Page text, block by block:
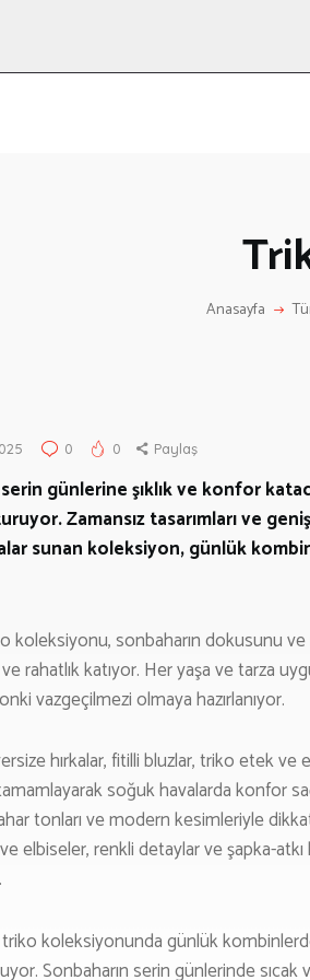
Anasayfa
RÖPORTAJ
İLETIŞIM
0 0 Paylaş
serin günlerine şıklık ve konfor
Zamansız tasarımları ve
sunan koleksiyon, günlük
koleksiyonu, sonbaharın dokusunu ve
ve rahatlık katıyor. Her yaşa ve tarza
vazgeçilmezi olmaya hazırlanıyor.
hırkalar, fitilli bluzlar, triko etek ve
soğuk havalarda konfor
tonları ve modern kesimleriyle
elbiseler, renkli detaylar ve şapka-
koleksiyonunda günlük
Sonbaharın serin günlerinde